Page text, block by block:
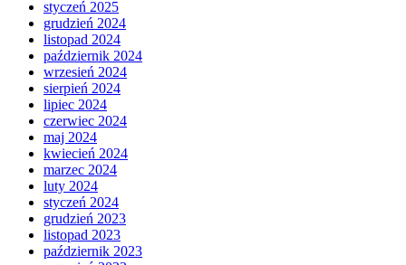
styczeń 2025
grudzień 2024
listopad 2024
październik 2024
wrzesień 2024
sierpień 2024
lipiec 2024
czerwiec 2024
maj 2024
kwiecień 2024
marzec 2024
luty 2024
styczeń 2024
grudzień 2023
listopad 2023
październik 2023